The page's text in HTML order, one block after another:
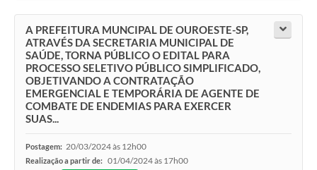
A PREFEITURA MUNCIPAL DE OUROESTE-SP,
ATRAVÉS DA SECRETARIA MUNICIPAL DE
SAÚDE, TORNA PÚBLICO O EDITAL PARA
PROCESSO SELETIVO PÚBLICO SIMPLIFICADO,
OBJETIVANDO A CONTRATAÇÃO
EMERGENCIAL E TEMPORÁRIA DE AGENTE DE
COMBATE DE ENDEMIAS PARA EXERCER
SUAS...
Postagem: 20/03/2024 às 12h00
Realização a partir de: 01/04/2024 às 17h00